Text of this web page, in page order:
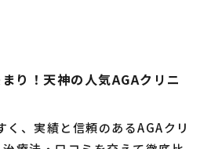
り！天神の人気AGAクリニ
く、実績と信頼のあるAGAクリ